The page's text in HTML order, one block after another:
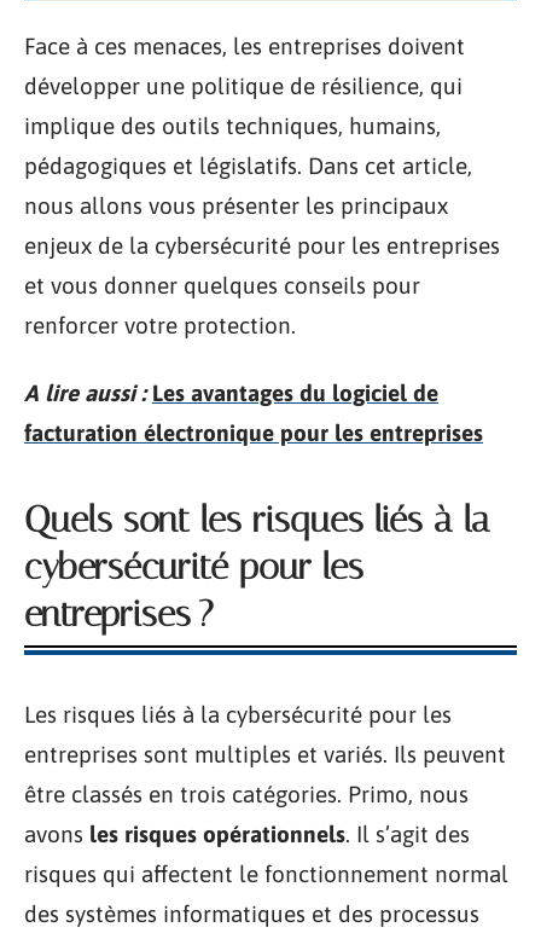
Face à ces menaces, les entreprises doivent
développer une politique de résilience, qui
implique des outils techniques, humains,
pédagogiques et législatifs. Dans cet article,
nous allons vous présenter les principaux
enjeux de la cybersécurité pour les entreprises
et vous donner quelques conseils pour
renforcer votre protection.
A lire aussi : Les avantages du logiciel de
facturation électronique pour les entreprises
Quels sont les risques liés à la
cybersécurité pour les
entreprises ?
Les risques liés à la cybersécurité pour les
entreprises sont multiples et variés. Ils peuvent
être classés en trois catégories. Primo, nous
avons les risques opérationnels. Il s’agit des
risques qui affectent le fonctionnement normal
des systèmes informatiques et des processus